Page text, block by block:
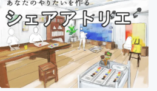
テクノロジー・ガジェット
映像・映画
ビジネス・起業